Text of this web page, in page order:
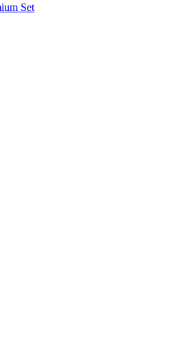
Set